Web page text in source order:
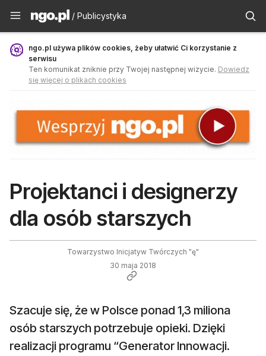
Publicystyka - ngo.pl
/ Publicystyka
ngo.pl używa plików cookies, żeby ułatwić Ci korzystanie z
serwisu
Ten komunikat zniknie przy Twojej następnej wizycie. Dowiedz
się więcej o plikach cookies
Projektanci i designerzy
dla osób starszych
Towarzystwo Inicjatyw Twórczych "ę"
30 maja 2018
Szacuje się, że w Polsce ponad 1,3 miliona
osób starszych potrzebuje opieki. Dzięki
realizacji programu “Generator Innowacji.